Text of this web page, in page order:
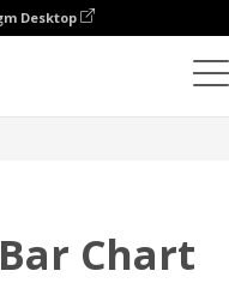
Desktop
Chart